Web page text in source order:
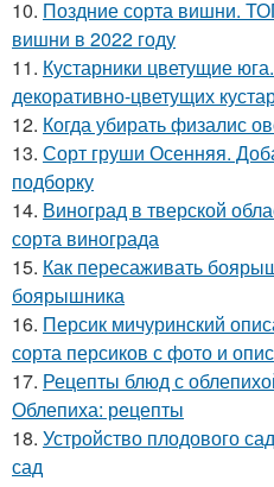
10. Поздние сорта вишни.
вишни в 2022 году
11. Кустарники цветущие
декоративно-цветущих
12. Когда убирать физалис
13. Сорт груши Осенняя.
подборку
14. Виноград в тверской
сорта винограда
15. Как пересаживать
боярышника
16. Персик мичуринский
сорта персиков с фото и
17. Рецепты блюд с
Облепиха: рецепты
18. Устройство плодового
сад